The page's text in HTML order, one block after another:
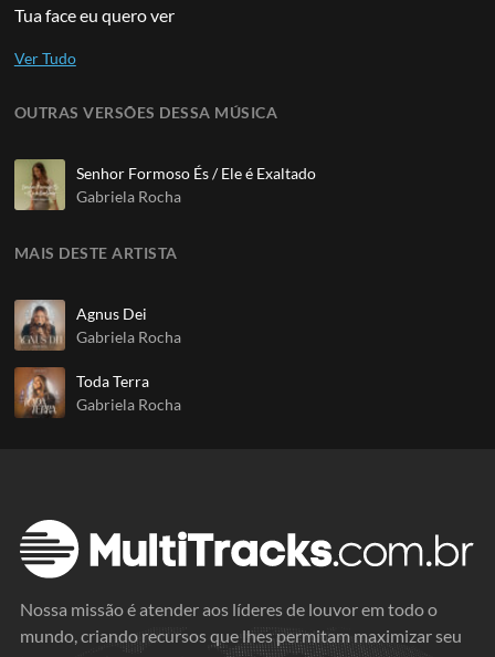
Tua face eu quero ver
OUTRAS VERSÕES DESSA MÚSICA
Senhor Formoso És / Ele é Exaltado
Gabriela Rocha
MAIS DESTE ARTISTA
Agnus Dei
Gabriela Rocha
Toda Terra
Gabriela Rocha
Nossa missão é atender aos líderes de louvor em todo o
mundo, criando recursos que lhes permitam maximizar seu